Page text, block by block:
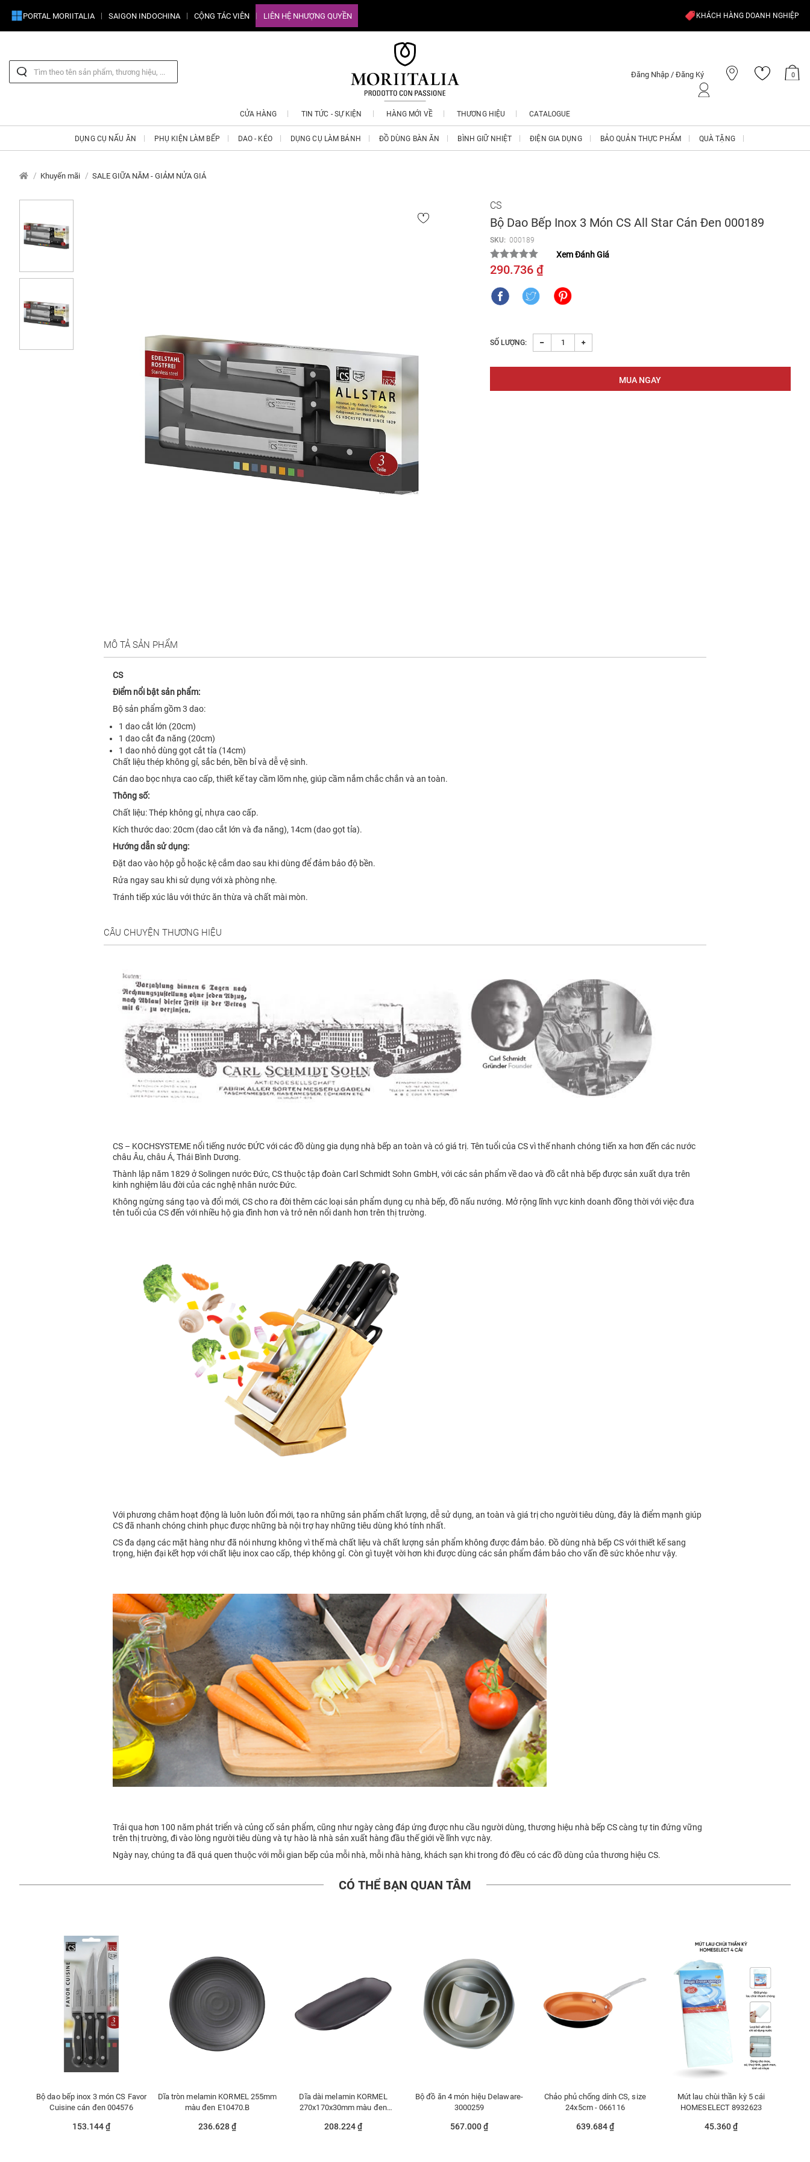
PORTAL MORIITALIA SAIGON INDOCHINA CỘNG TÁC VIÊN LIÊN HỆ NHƯỢNG QUYỀN KHÁCH HÀNG DOANH NGHIỆP
Đăng Nhập / Đăng Ký 0
CỬA HÀNG TIN TỨC - SỰ KIỆN HÀNG MỚI VỀ THƯƠNG HIỆU CATALOGUE
DỤNG CỤ NẤU ĂN PHỤ KIỆN LÀM BẾP DAO - KÉO DỤNG CỤ LÀM BÁNH ĐỒ DÙNG BÀN ĂN BÌNH GIỮ NHIỆT ĐIỆN GIA DỤNG BẢO QUẢN THỰC PHẨM QUÀ TẶNG
Khuyến mãi SALE GIỮA NĂM - GIẢM NỬA GIÁ
CS
Bộ Dao Bếp Inox 3 Món CS All Star Cán Đen 000189
SKU: 000189
Xem Đánh Giá
290.736 ₫
SỐ LƯỢNG:
MÔ TẢ SẢN PHẨM
CS
Điểm nổi bật sản phẩm:
Bộ sản phẩm gồm 3 dao:
1 dao cắt lớn (20cm)
1 dao cắt đa năng (20cm)
1 dao nhỏ dùng gọt cắt tỉa (14cm)
Chất liệu thép không gỉ, sắc bén, bền bỉ và dễ vệ sinh.
Cán dao bọc nhựa cao cấp, thiết kế tay cầm lõm nhẹ, giúp cầm nắm chắc chắn và an toàn.
Thông số:
Chất liệu: Thép không gỉ, nhựa cao cấp.
Kích thước dao: 20cm (dao cắt lớn và đa năng), 14cm (dao gọt tỉa).
Hướng dẫn sử dụng:
Đặt dao vào hộp gỗ hoặc kệ cắm dao sau khi dùng để đảm bảo độ bền.
Rửa ngay sau khi sử dụng với xà phòng nhẹ.
Tránh tiếp xúc lâu với thức ăn thừa và chất mài mòn.
CÂU CHUYỆN THƯƠNG HIỆU
CS – KOCHSYSTEME nổi tiếng nước ĐỨC với các đồ dùng gia dụng nhà bếp an toàn và có giá trị. Tên tuổi của CS vì thế nhanh chóng tiến xa hơn đến các nước
châu Âu, châu Á, Thái Bình Dương.
Thành lập năm 1829 ở Solingen nước Đức, CS thuộc tập đoàn Carl Schmidt Sohn GmbH, với các sản phẩm về dao và đồ cắt nhà bếp được sản xuất dựa trên
kinh nghiệm lâu đời của các nghệ nhân nước Đức.
Không ngừng sáng tạo và đổi mới, CS cho ra đời thêm các loại sản phẩm dụng cụ nhà bếp, đồ nấu nướng. Mở rộng lĩnh vực kinh doanh đồng thời với việc đưa
tên tuổi của CS đến với nhiều hộ gia đình hơn và trở nên nổi danh hơn trên thị trường.
Với phương châm hoạt động là luôn luôn đổi mới, tạo ra những sản phẩm chất lượng, dễ sử dụng, an toàn và giá trị cho người tiêu dùng, đây là điểm mạnh giúp
CS đã nhanh chóng chinh phục được những bà nội trợ hay những tiêu dùng khó tính nhất.
CS đa dạng các mặt hàng như đã nói nhưng không vì thế mà chất liệu và chất lượng sản phẩm không được đảm bảo. Đồ dùng nhà bếp CS với thiết kế sang
trọng, hiện đại kết hợp với chất liệu inox cao cấp, thép không gỉ. Còn gì tuyệt vời hơn khi được dùng các sản phẩm đảm bảo cho vấn đề sức khỏe như vậy.
Trải qua hơn 100 năm phát triển và củng cố sản phẩm, cũng như ngày càng đáp ứng được nhu cầu người dùng, thương hiệu nhà bếp CS càng tự tin đứng vững
trên thị trường, đi vào lòng người tiêu dùng và tự hào là nhà sản xuất hàng đầu thế giới về lĩnh vực này.
Ngày nay, chúng ta đã quá quen thuộc với mỗi gian bếp của mỗi nhà, mỗi nhà hàng, khách sạn khi trong đó đều có các đồ dùng của thương hiệu CS.
CÓ THỂ BẠN QUAN TÂM
Bộ dao bếp inox 3 món CS Favor
Cuisine cán đen 004576
153.144 ₫
Dĩa tròn melamin KORMEL 255mm
màu đen E10470.B
236.628 ₫
Dĩa dài melamin KORMEL
270x170x30mm màu đen
208.224 ₫
Bộ đồ ăn 4 món hiệu Delaware-
3000259
567.000 ₫
Chảo phủ chống dính CS, size
24x5cm - 066116
639.684 ₫
Mút lau chùi thần kỳ 5 cái
HOMESELECT 8932623
45.360 ₫